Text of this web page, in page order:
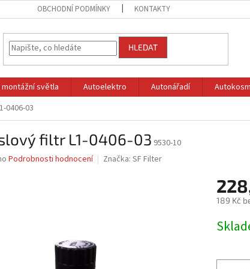
OBCHODNÍ PODMÍNKY KONTAKTY
HLEDAT
světla Autoelektro Autonářadí
0406-03
filtr L1-0406-03 9530-10
Podrobnosti hodnocení Značka: SF Filter
189 Kč
cena: